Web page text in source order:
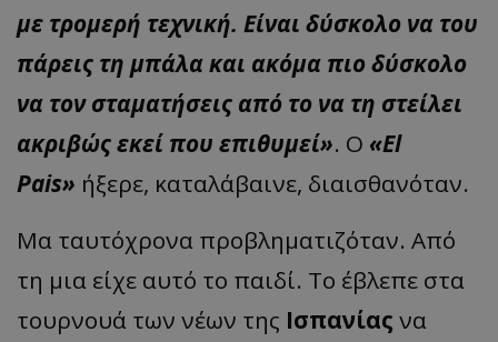
με τρομερή τεχνική. Είναι δύσκολο να του
πάρεις τη μπάλα και ακόμα πιο δύσκολο
να τον σταματήσεις από το να τη στείλει
ακριβώς εκεί που επιθυμεί». Ο «El
Pais» ήξερε, καταλάβαινε, διαισθανόταν.
Μα ταυτόχρονα προβληματιζόταν. Από
τη μια είχε αυτό το παιδί. Το έβλεπε στα
τουρνουά των νέων της Ισπανίας να